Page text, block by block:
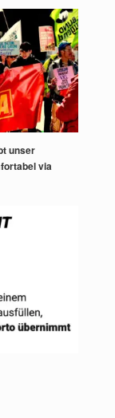
unser
via